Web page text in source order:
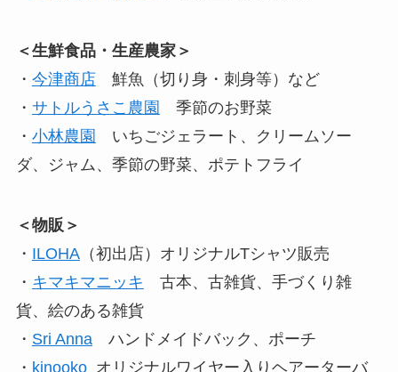
＜生鮮食品・生産農家＞
・ 今津商店鮮魚（切り身・刺身等）など
・ サトルうさこ農園 季節のお野菜
・ 小林農園 いちごジェラート、クリームソー
ダ、ジャム、季節の野菜、ポテトフライ
＜物販＞
・ ILOHA（初出店）オリジナルTシャツ販売
・ キマキマニッキ 古本、古雑貨、手づくり雑
貨、絵のある雑貨
・ Sri Annaハンドメイドバック、ポーチ
・ kinookoオリジナルワイヤー入りヘアーターバ